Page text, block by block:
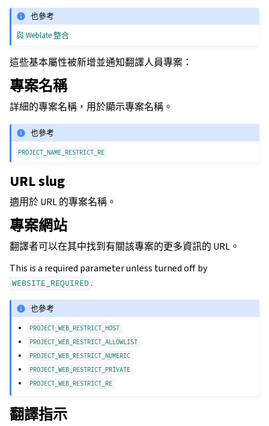
也參考
與 Weblate 整合
這些基本屬性被新增並通知翻譯人員專案：
專案名稱
詳細的專案名稱，用於顯示專案名稱。
也參考
PROJECT_NAME_RESTRICT_RE
URL slug
適用於 URL 的專案名稱。
專案網站
翻譯者可以在其中找到有關該專案的更多資訊的 URL。
This is a required parameter unless turned off by
WEBSITE_REQUIRED .
也參考
PROJECT_WEB_RESTRICT_HOST
PROJECT_WEB_RESTRICT_ALLOWLIST
PROJECT_WEB_RESTRICT_NUMERIC
PROJECT_WEB_RESTRICT_PRIVATE
PROJECT_WEB_RESTRICT_RE
翻譯指示